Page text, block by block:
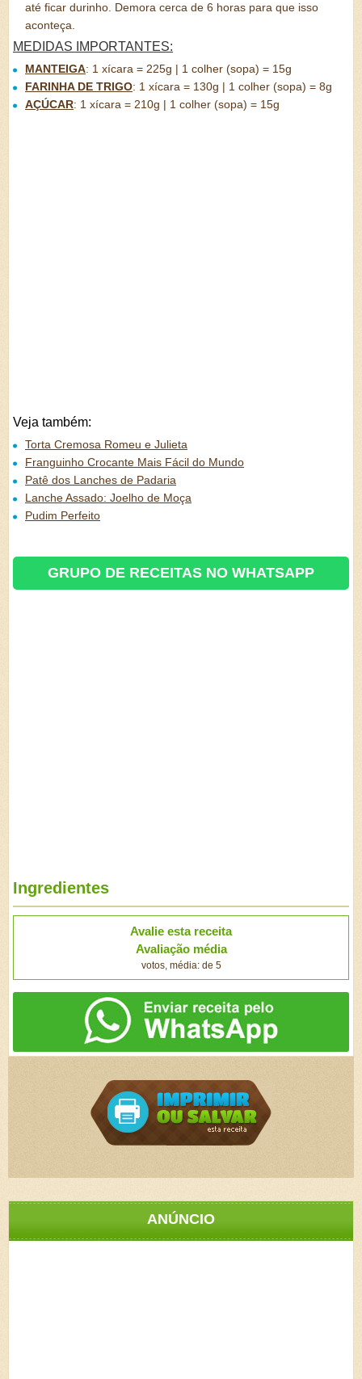
até ficar durinho. Demora cerca de 6 horas para que isso
aconteça.
MEDIDAS IMPORTANTES:
MANTEIGA: 1 xícara = 225g | 1 colher (sopa) = 15g
FARINHA DE TRIGO: 1 xícara = 130g | 1 colher (sopa) = 8g
AÇÚCAR: 1 xícara = 210g | 1 colher (sopa) = 15g
Veja também:
Torta Cremosa Romeu e Julieta
Franguinho Crocante Mais Fácil do Mundo
Patê dos Lanches de Padaria
Lanche Assado: Joelho de Moça
Pudim Perfeito
GRUPO DE RECEITAS NO WHATSAPP
Ingredientes
Avalie esta receita
Avaliação média
votos, média: de 5
ANÚNCIO